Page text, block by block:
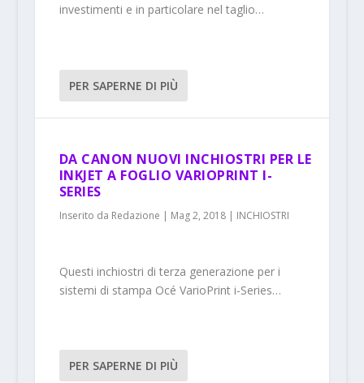
investimenti e in particolare nel taglio…
PER SAPERNE DI PIÙ
DA CANON NUOVI INCHIOSTRI PER LE
INKJET A FOGLIO VARIOPRINT I-
SERIES
Inserito da Redazione | Mag 2, 2018| INCHIOSTRI
Questi inchiostri di terza generazione per i
sistemi di stampa Océ VarioPrint i-Series…
PER SAPERNE DI PIÙ